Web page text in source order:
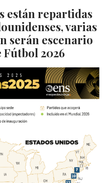
están repartidas
varias
serán escenario
2026